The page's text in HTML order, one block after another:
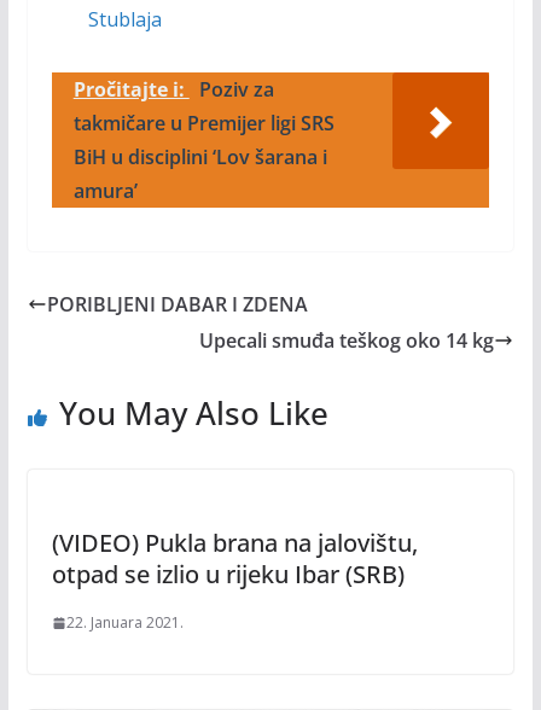
Stublaja
Pročitajte i:
Poziv za
takmičare u Premijer ligi SRS
BiH u disciplini ‘Lov šarana i
amura’
PORIBLJENI DABAR I ZDENA
Upecali smuđa teškog oko 14 kg
You May Also Like
(VIDEO) Pukla brana na jalovištu,
otpad se izlio u rijeku Ibar (SRB)
22. Januara 2021.